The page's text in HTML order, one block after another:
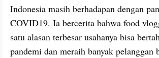
Indonesia masih berhadapan dengan
COVID19. Ia bercerita bahwa food
satu alasan terbesar usahanya bisa
pandemi dan meraih banyak pelanggan